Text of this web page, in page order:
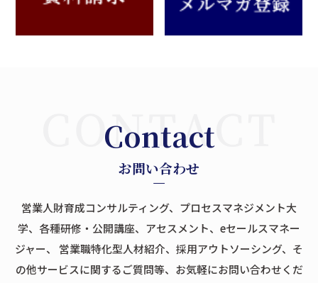
Contact
お問い合わせ
営業人財育成コンサルティング、プロセスマネジメント大
学、各種研修・公開講座、アセスメント、eセールスマネー
ジャー、
営業職特化型人材紹介、採用アウトソーシング、そ
の他サービスに関するご質問等、お気軽にお問い合わせくだ